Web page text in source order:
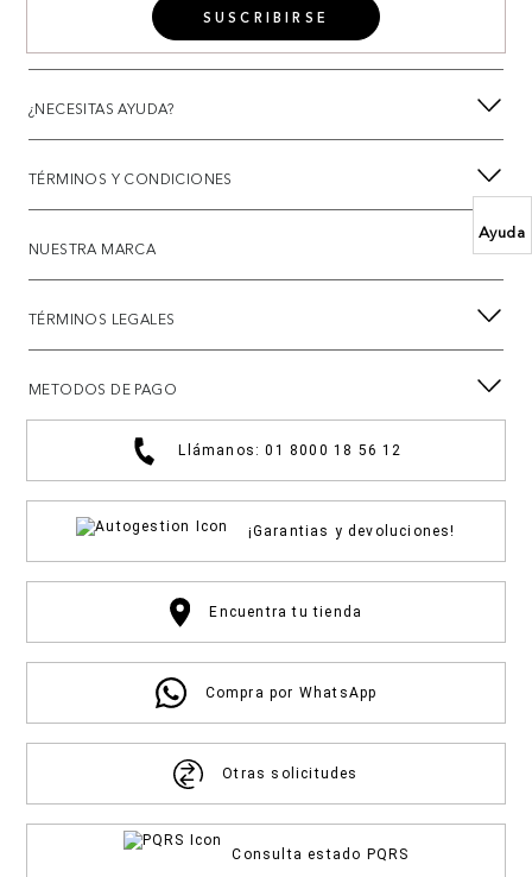
Ayuda
SUSCRIBIRSE
¿NECESITAS AYUDA?
TÉRMINOS Y CONDICIONES
NUESTRA MARCA
TÉRMINOS LEGALES
METODOS DE PAGO
Llámanos: 01 8000 18 56 12
¡Garantias y devoluciones!
Encuentra tu tienda
Compra por WhatsApp
Otras solicitudes
Consulta estado PQRS